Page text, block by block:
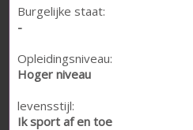
Burgelijke staat:
-
Opleidingsniveau:
Hoger niveau
levensstijl:
Ik sport af en toe